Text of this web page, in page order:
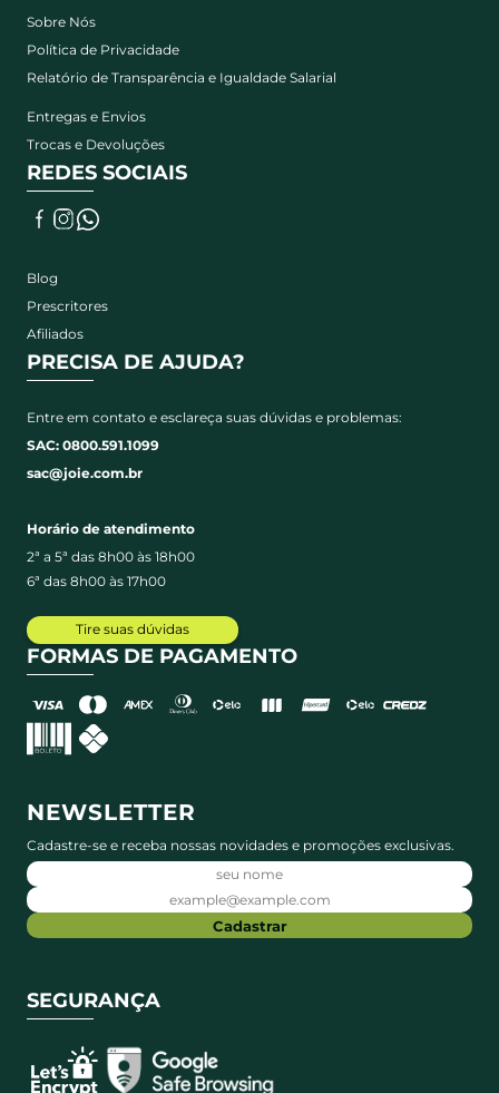
Sobre Nós
Política de Privacidade
Relatório de Transparência e Igualdade Salarial
Entregas e Envios
Trocas e Devoluções
REDES SOCIAIS
Blog
Prescritores
Afiliados
PRECISA DE AJUDA?
Entre em contato e esclareça suas dúvidas e problemas:
SAC: 0800.591.1099
sac@joie.com.br
Horário de atendimento
2ª a 5ª das 8h00 às 18h00
6ª das 8h00 às 17h00
Tire suas dúvidas
FORMAS DE PAGAMENTO
NEWSLETTER
Cadastre-se e receba nossas novidades e promoções exclusivas.
Cadastrar
SEGURANÇA